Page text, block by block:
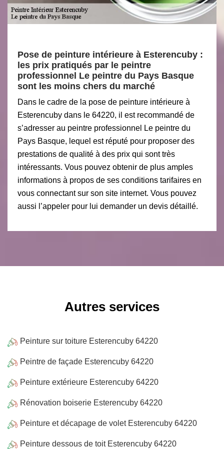
Pose de peinture intérieure à Esterencuby :
les prix pratiqués par le peintre
professionnel Le peintre du Pays Basque
sont les moins chers du marché
Dans le cadre de la pose de peinture intérieure à
Esterencuby dans le 64220, il est recommandé de
s’adresser au peintre professionnel Le peintre du
Pays Basque, lequel est réputé pour proposer des
prestations de qualité à des prix qui sont très
intéressants. Vous pouvez obtenir de plus amples
informations à propos de ses conditions tarifaires en
vous connectant sur son site internet. Vous pouvez
aussi l’appeler pour lui demander un devis détaillé.
Autres services
Peinture sur toiture Esterencuby 64220
Peintre de façade Esterencuby 64220
Peinture extérieure Esterencuby 64220
Rénovation boiserie Esterencuby 64220
Peinture et décapage de volet Esterencuby 64220
Peinture dessous de toit Esterencuby 64220